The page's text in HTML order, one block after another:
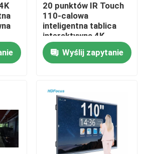
20 punktów IR Touch
110-calowa
inteligentna tablica
interaktywna 4K
Wyślij zapytanie